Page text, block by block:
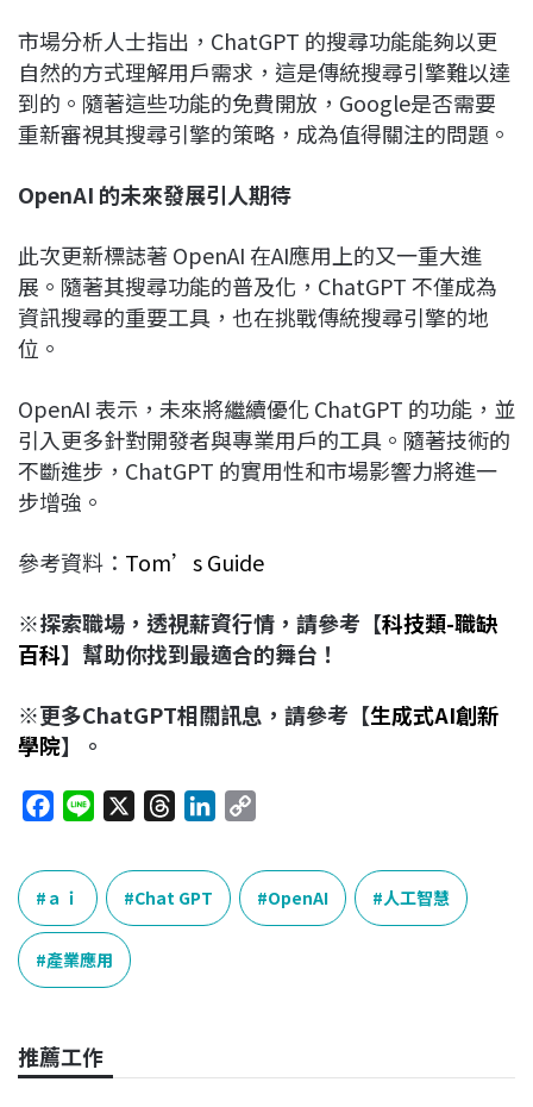
市場分析人士指出，ChatGPT 的搜尋功能能夠以更
自然的方式理解用戶需求，這是傳統搜尋引擎難以達
到的。隨著這些功能的免費開放，Google是否需要
重新審視其搜尋引擎的策略，成為值得關注的問題。
OpenAI 的未來發展引人期待
此次更新標誌著 OpenAI 在AI應用上的又一重大進
展。隨著其搜尋功能的普及化，ChatGPT 不僅成為
資訊搜尋的重要工具，也在挑戰傳統搜尋引擎的地
位。
OpenAI 表示，未來將繼續優化 ChatGPT 的功能，並
引入更多針對開發者與專業用戶的工具。隨著技術的
不斷進步，ChatGPT 的實用性和市場影響力將進一
步增強。
參考資料： Tom’s Guide
※探索職場，透視薪資行情，請參考【科技類-職缺
百科】幫助你找到最適合的舞台！
※更多ChatGPT相關訊息，請參考【生成式AI創新
學院】。
c
e
b
o
o
e
r
e
a
n
e
p
y
L
ａｉ Chat GPT OpenAI 人工智慧
產業應用
推薦工作